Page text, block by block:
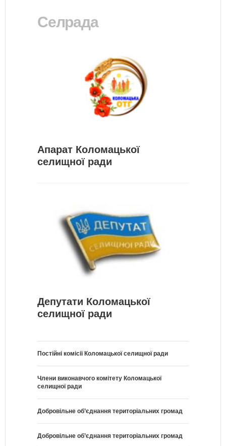
Селрада
Апарат Коломацької
селищної ради
Депутати Коломацької
селищної ради
Постійні комісії Коломацької селищної ради
Члени виконавчого комітету Коломацької
селищної ради
Добровільне об’єднання територіальних громад
Добровільне об’єднання територіальних громад